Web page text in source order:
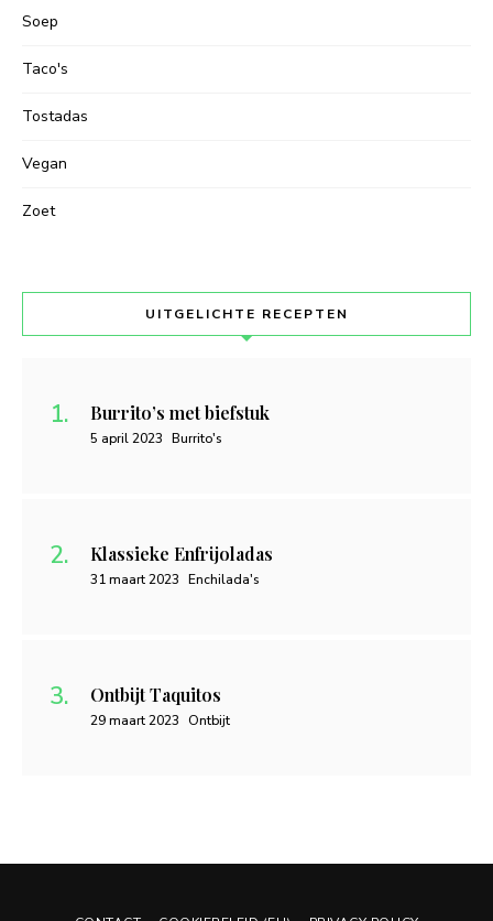
Soep
Taco's
Tostadas
Vegan
Zoet
UITGELICHTE RECEPTEN
Burrito’s met biefstuk
5 april 2023 Burrito's
Klassieke Enfrijoladas
31 maart 2023 Enchilada's
Ontbijt Taquitos
29 maart 2023 Ontbijt